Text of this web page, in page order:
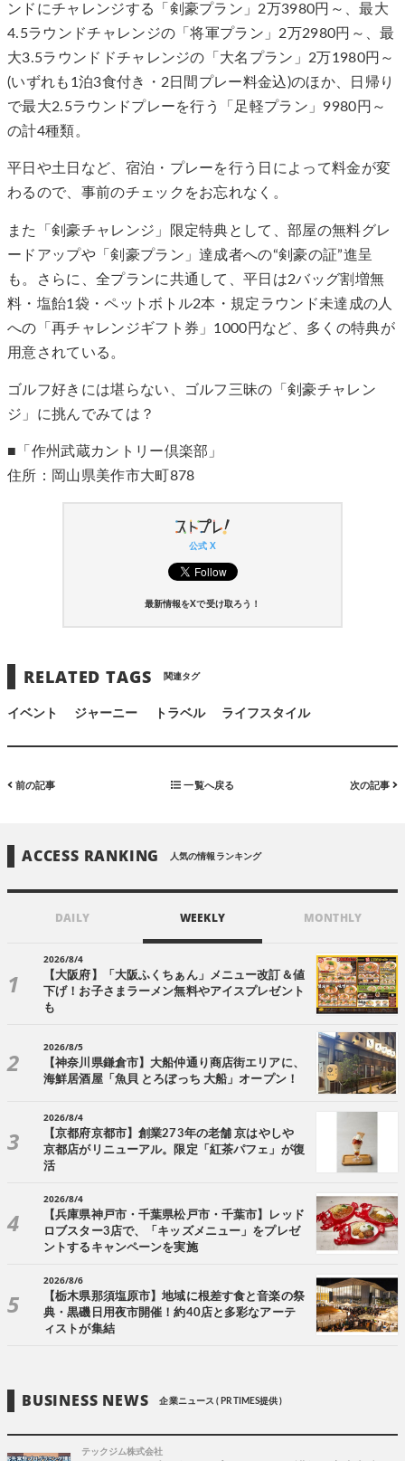
ンドにチャレンジする「剣豪プラン」2万3980円～、最大
4.5ラウンドチャレンジの「将軍プラン」2万2980円～、最
大3.5ラウンドドチャレンジの「大名プラン」2万1980円～
(いずれも1泊3食付き・2日間プレー料金込)のほか、日帰り
で最大2.5ラウンドプレーを行う「足軽プラン」9980円～
の計4種類。
平日や土日など、宿泊・プレーを行う日によって料金が変
わるので、事前のチェックをお忘れなく。
また「剣豪チャレンジ」限定特典として、部屋の無料グレ
ードアップや「剣豪プラン」達成者への“剣豪の証”進呈
も。さらに、全プランに共通して、平日は2バッグ割増無
料・塩飴1袋・ペットボトル2本・規定ラウンド未達成の人
への「再チャレンジギフト券」1000円など、多くの特典が
用意されている。
ゴルフ好きには堪らない、ゴルフ三昧の「剣豪チャレン
ジ」に挑んでみては？
■「作州武蔵カントリー倶楽部」
住所：岡⼭県美作市⼤町878
公式 X
最新情報をXで受け取ろう！
RELATED TAGS 関連タグ
イベント ジャーニー トラベル ライフスタイル
前の記事 一覧へ戻る 次の記事
ACCESS RANKING 人気の情報ランキング
DAILY WEEKLY MONTHLY
2026/8/4
【大阪府】「大阪ふくちぁん」メニュー改訂＆値
下げ！お子さまラーメン無料やアイスプレゼント
も
2026/8/5
【神奈川県鎌倉市】大船仲通り商店街エリアに、
海鮮居酒屋「魚貝 とろぼっち 大船」オープン！
2026/8/4
【京都府京都市】創業273年の老舗 京はやしや
京都店がリニューアル。限定「紅茶パフェ」が復
活
2026/8/4
【兵庫県神戸市・千葉県松戸市・千葉市】レッド
ロブスター3店で、「キッズメニュー」をプレゼ
ントするキャンペーンを実施
2026/8/6
【栃木県那須塩原市】地域に根差す食と音楽の祭
典・黒磯日用夜市開催！約40店と多彩なアーテ
ィストが集結
BUSINESS NEWS 企業ニュース ( PR TIMES提供 )
テックジム株式会社